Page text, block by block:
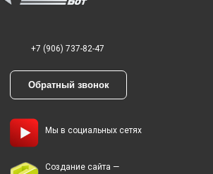
+7 (906) 737-82-47
Обратный звонок
Мы в социальных сетях
Создание сайта —